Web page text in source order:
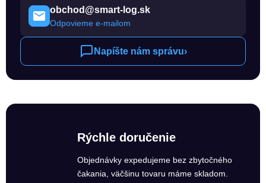
obchod@smart-log.sk
Odpovieme e-mailom
Napíšte nám správu›
Rýchle doručenie
Objednávky expedujeme bez zbytočného
čakania, väčšinu tovaru máme skladom.